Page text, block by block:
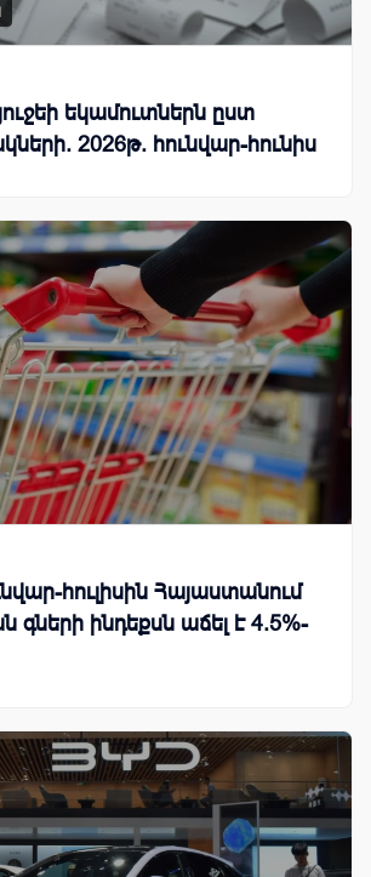
եկամուտներն ըստ
2026թ. հունվար-հունիս
հուլիսին Հայաստանում
ինդեքսն աճել է 4.5%-